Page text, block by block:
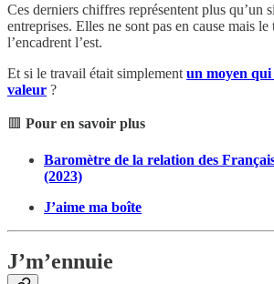
Ces derniers chiffres représentent plus qu’un
entreprises. Elles ne sont pas en cause mais
l’encadrent l’est.
Et si le travail était simplement un moyen
valeur ?
🟥 Pour en savoir plus
Baromètre de la relation des
(2023)
J’aime ma boîte
J’m’ennuie